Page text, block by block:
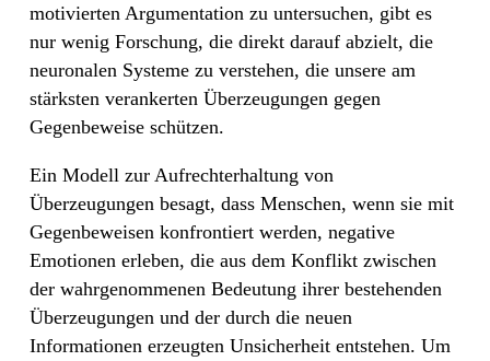
motivierten Argumentation zu untersuchen, gibt es
nur wenig Forschung, die direkt darauf abzielt, die
neuronalen Systeme zu verstehen, die unsere am
stärksten verankerten Überzeugungen gegen
Gegenbeweise schützen.
Ein Modell zur Aufrechterhaltung von
Überzeugungen besagt, dass Menschen, wenn sie mit
Gegenbeweisen konfrontiert werden, negative
Emotionen erleben, die aus dem Konflikt zwischen
der wahrgenommenen Bedeutung ihrer bestehenden
Überzeugungen und der durch die neuen
Informationen erzeugten Unsicherheit entstehen. Um